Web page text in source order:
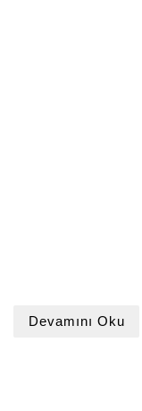
Devamını Oku